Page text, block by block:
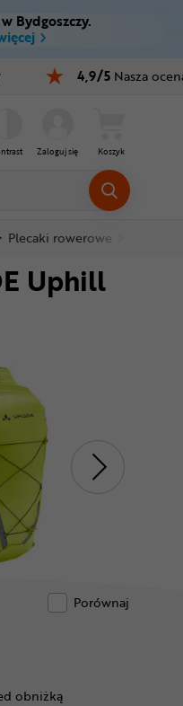
Ctrl M
Bydgoszczy.
4,9/5 Nasza
Zaloguj się Koszyk
Plecaki rowerowe
Uphill
Porównaj
obniżką